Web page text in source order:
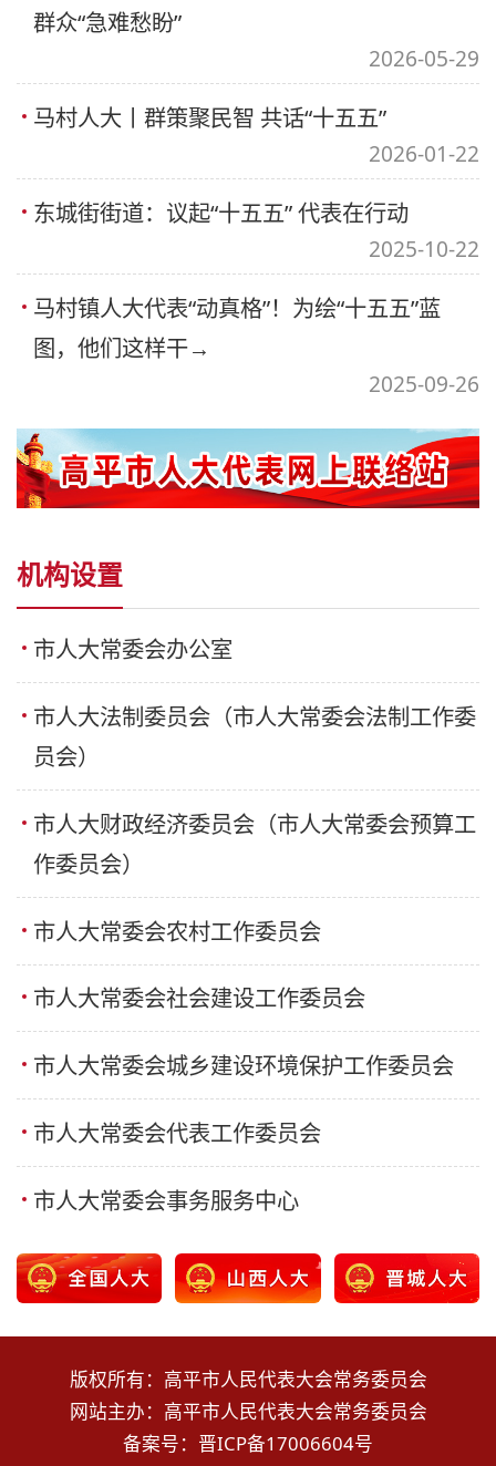
群众“急难愁盼”
2026-05-29
马村人大丨群策聚民智 共话“十五五”
2026-01-22
东城街街道：议起“十五五” 代表在行动
2025-10-22
马村镇人大代表“动真格”！为绘“十五五”蓝
图，他们这样干→
2025-09-26
机构设置
市人大常委会办公室
市人大法制委员会（市人大常委会法制工作委
员会）
市人大财政经济委员会（市人大常委会预算工
作委员会）
市人大常委会农村工作委员会
市人大常委会社会建设工作委员会
市人大常委会城乡建设环境保护工作委员会
市人大常委会代表工作委员会
市人大常委会事务服务中心
版权所有：高平市人民代表大会常务委员会
网站主办：高平市人民代表大会常务委员会
备案号： 晋ICP备17006604号